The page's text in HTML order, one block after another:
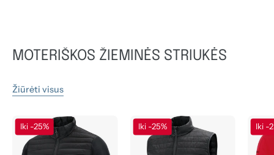
MOTERIŠKOS ŽIEMINĖS STRIUKĖS
Žiūrėti visus
JAKO
Hibridinė
Iki -25%
JAKO
Dygsniuota
Iki -25% Iki -